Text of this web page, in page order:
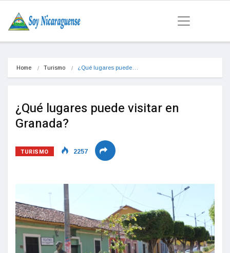
Home Turismo ¿Qué lugares puede…
¿Qué lugares puede visitar en
Granada?
TURISMO 2257